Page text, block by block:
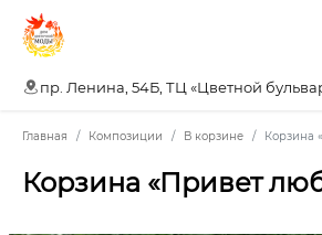
пр. Ленина, 54Б, ТЦ «Цветной
Главная Композиции В корзине Корзина
Корзина «Привет